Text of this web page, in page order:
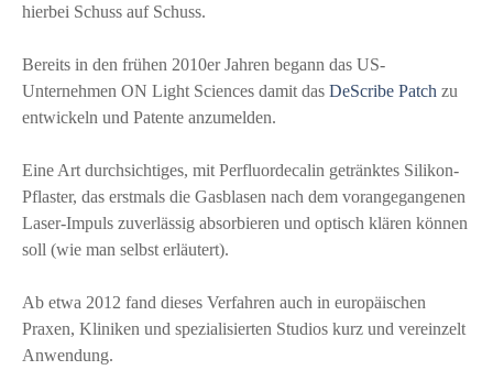
hierbei Schuss auf Schuss.
Bereits in den frühen 2010er Jahren begann das US-
Unternehmen ON Light Sciences damit das DeScribe Patch zu
entwickeln und Patente anzumelden.
Eine Art durchsichtiges, mit Perfluordecalin getränktes Silikon-
Pflaster, das erstmals die Gasblasen nach dem vorangegangenen
Laser-Impuls zuverlässig absorbieren und optisch klären können
soll (wie man selbst erläutert).
Ab etwa 2012 fand dieses Verfahren auch in europäischen
Praxen, Kliniken und spezialisierten Studios kurz und vereinzelt
Anwendung.